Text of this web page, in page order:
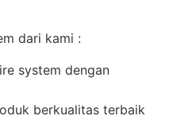
dari kami :
system dengan
berkualitas terbaik